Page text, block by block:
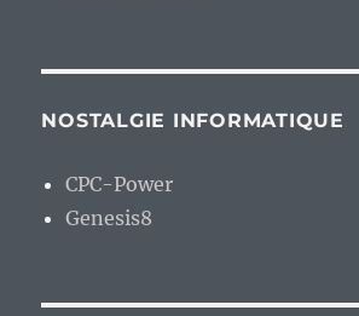
NOSTALGIE INFORMATIQUE
CPC-Power
Genesis8